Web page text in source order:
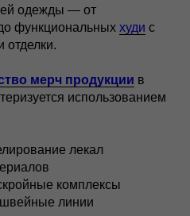
одежды — от
функциональных худи с
отделки.
мерч продукции в
использованием
лекал
комплексы
линии